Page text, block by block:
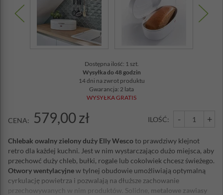
Dostępna ilość: 1 szt.
Wysyłka do 48 godzin
14 dni na zwrot produktu
Gwarancja: 2 lata
WYSYŁKA GRATIS
CENA: 579,00 zł ILOŚĆ: - +
Chlebak owalny zielony duży Elly Wescoto prawdziwy klejnot
retro dla każdej kuchni. Jest w nim wystarczająco dużo miejsca, aby
przechowć duży chleb, bułki, rogale lub cokolwiek chcesz świeżego.
Otwory wentylacyjnew tylnej obudowie umożliwiają optymalną
cyrkulację powietrza i pozwalają na dłuższe zachowanie
przechowywanych w nim produktów. Solidne, metalowe zawiasy